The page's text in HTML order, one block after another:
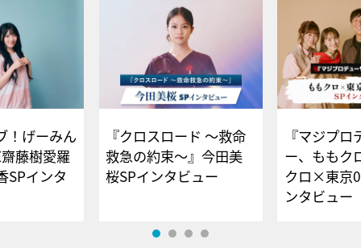
！げーみん
藤樹愛羅
SPインタ
『クロスロード ～救命
救急の約束～』今田美
桜SPインタビュー
『マジプロ
ー、ももク
クロ×東京
ンタビュー